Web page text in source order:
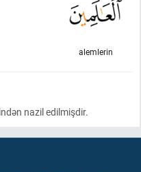
alemlerin
nazil edilmişdir.